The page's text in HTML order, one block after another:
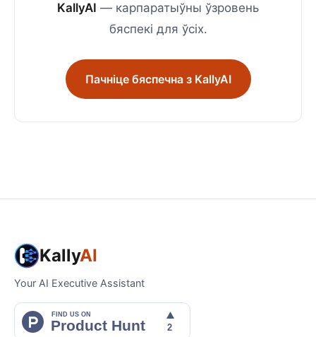
KallyAI — карпаратыўны ўзровень
бяспекі для ўсіх.
Пачніце бяспечна з KallyAI
KallyAI
Your AI Executive Assistant